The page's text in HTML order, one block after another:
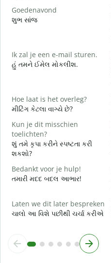
Goedenavond
શુભ સાંજ
Ik zal je een e-mail sturen.
હું તમને ઈમેલ મોકલીશ.
Hoe laat is het overleg?
મીટિંગ કેટલા વાગ્યે છે?
Kun je dit misschien
toelichten?
શું તમે કૃપા કરીને સ્પષ્ટતા કરી
શકશો?
Bedankt voor je hulp!
તમારી મદદ બદલ આભાર!
Laten we dit later bespreken
ચાલો આ વિશે પછીથી ચર્ચા કરીએ